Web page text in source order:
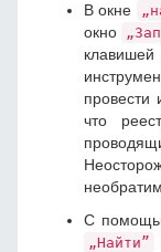
В окне
окно
клавишей
провести
что
С
„Найти”